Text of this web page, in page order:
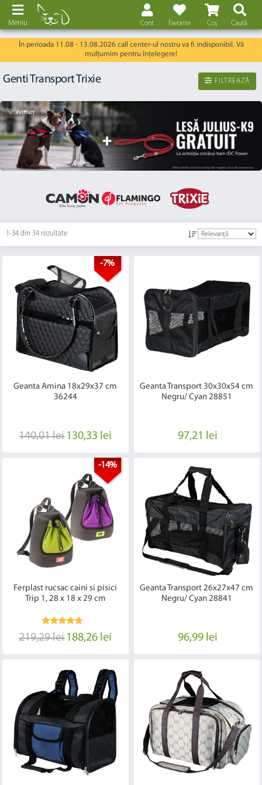
Coș
Favorite
Cont Caută
Meniu
În perioada 11.08 - 13.08.2026 call center-ul nostru va fi indisponibil. Vă
mulțumim pentru înțelegere!
FILTREAZĂ
Genti Transport Trixie
1-34 din 34 rezultate
-7%
Geanta Amina 18x29x37 cm
36244
140,01 lei 130,33 lei
Geanta Transport 30x30x54 cm
Negru/ Cyan 28851
97,21 lei
-14%
Ferplast rucsac caini si pisici
Trip 1, 28 x 18 x 29 cm
219,29 lei 188,26 lei
Geanta Transport 26x27x47 cm
Negru/ Cyan 28841
96,99 lei